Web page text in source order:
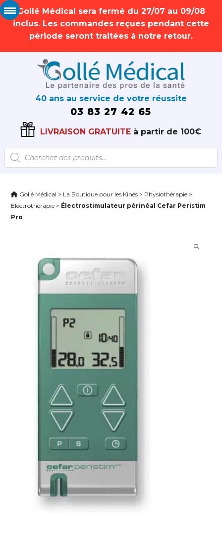
Gollé Médical sera fermé du 27/07 au 09/08
inclus. Les commandes reçues pendant cette
période seront traitées à notre retour.
40 ans au service de votre réussite
03 83 27 42 65
LIVRAISON GRATUITE à partir de 100€
Recherche
de
produits
Gollé Médical > La Boutique pour les Kinés > Physiothérapie >
Électrothérapie > Électrostimulateur périnéal Cefar Peristim
Pro